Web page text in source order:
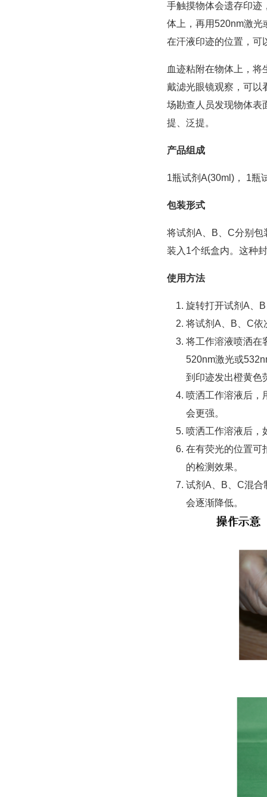
手触摸物体会遗存印迹
体上，再用520nm激光
在汗液印迹的位置，可
血迹粘附在物体上，将
戴滤光眼镜观察，可以
场勘查人员发现物体表
提、泛提。
产品组成
1瓶试剂A(30ml)， 1瓶
包装形式
将试剂A、B、C分别包
装入1个纸盒内。这种
使用方法
旋转打开试剂A、
将试剂A、B、C依
将工作溶液喷洒在
520nm激光或
到印迹发出橙黄色
喷洒工作溶液后，
会更强。
喷洒工作溶液后，
在有荧光的位置可
的检测效果。
试剂A、B、C混合
会逐渐降低。